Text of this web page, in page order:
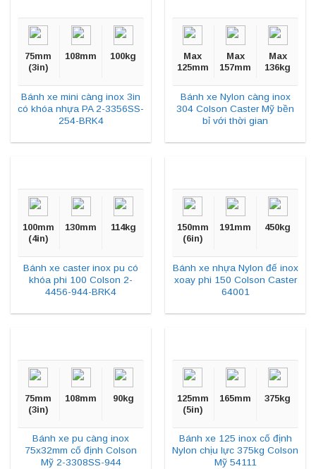
75mm
(3in)
108mm 100kg
Bánh xe mini càng inox 3in
có khóa nhựa PA 2-3356SS-
254-BRK4
Max
125mm
Max
157mm
Max
136kg
Bánh xe Nylon càng inox
304 Colson Caster Mỹ bền
bỉ với thời gian
100mm
(4in)
130mm 114kg
Bánh xe caster inox pu có
khóa phi 100 Colson 2-
4456-944-BRK4
150mm
(6in)
191mm 450kg
Bánh xe nhựa Nylon đế inox
xoay phi 150 Colson Caster
64001
75mm
(3in)
108mm 90kg
Bánh xe pu càng inox
75x32mm cố định Colson
Mỹ 2-3308SS-944
125mm
(5in)
165mm 375kg
Bánh xe 125 inox cố định
Nylon chịu lực 375kg Colson
Mỹ 54111